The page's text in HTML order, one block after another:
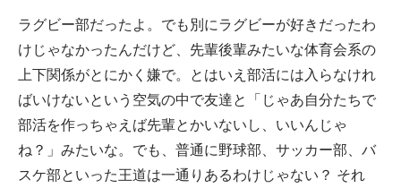
ラグビー部だったよ。でも別にラグビーが好きだったわ
けじゃなかったんだけど、先輩後輩みたいな体育会系の
上下関係がとにかく嫌で。とはいえ部活には入らなけれ
ばいけないという空気の中で友達と「じゃあ自分たちで
部活を作っちゃえば先輩とかいないし、いいんじゃ
ね？」みたいな。でも、普通に野球部、サッカー部、バ
スケ部といった王道は一通りあるわけじゃない？ それ